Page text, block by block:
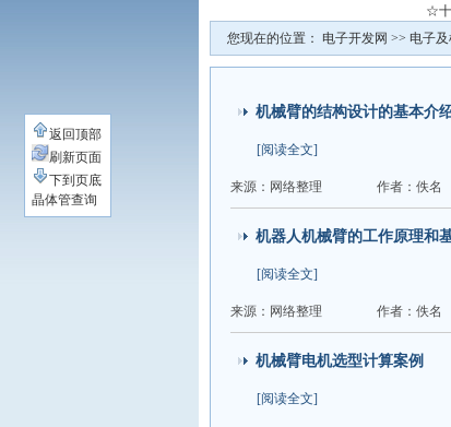
☆十
您现在的位置： 电子开发网 >> 电子
机械臂的结构设计的基本介
[阅读全文]
来源：网络整理 作者：佚名
机器人机械臂的工作原理和
[阅读全文]
来源：网络整理 作者：佚名
机械臂电机选型计算案例
[阅读全文]
返回顶部
刷新页面
下到页底
晶体管查询